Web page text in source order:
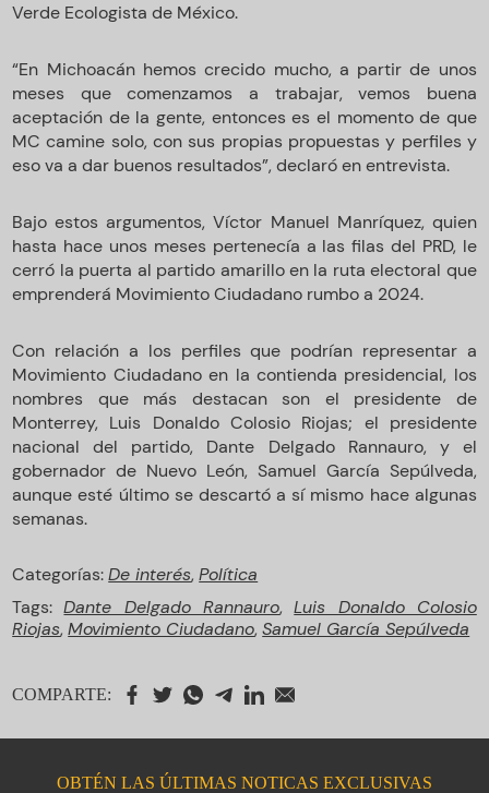
Verde Ecologista de México.
“En Michoacán hemos crecido mucho, a partir de unos
meses que comenzamos a trabajar, vemos buena
aceptación de la gente, entonces es el momento de que
MC camine solo, con sus propias propuestas y perfiles y
eso va a dar buenos resultados”, declaró en entrevista.
Bajo estos argumentos, Víctor Manuel Manríquez, quien
hasta hace unos meses pertenecía a las filas del PRD, le
cerró la puerta al partido amarillo en la ruta electoral que
emprenderá Movimiento Ciudadano rumbo a 2024.
Con relación a los perfiles que podrían representar a
Movimiento Ciudadano en la contienda presidencial, los
nombres que más destacan son el presidente de
Monterrey, Luis Donaldo Colosio Riojas; el presidente
nacional del partido, Dante Delgado Rannauro, y el
gobernador de Nuevo León, Samuel García Sepúlveda,
aunque esté último se descartó a sí mismo hace algunas
semanas.
Categorías:De interés,Política
Tags:Dante Delgado Rannauro,Luis Donaldo Colosio
Riojas,Movimiento Ciudadano,Samuel García Sepúlveda
COMPARTE:
OBTÉN LAS ÚLTIMAS NOTICAS EXCLUSIVAS